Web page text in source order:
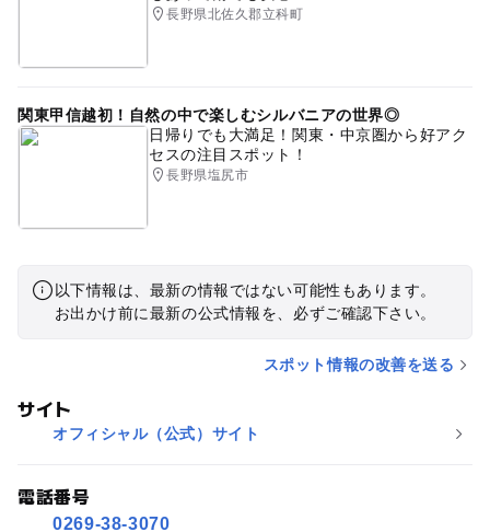
長野県北佐久郡立科町
関東甲信越初！自然の中で楽しむシルバニアの世界◎
日帰りでも大満足！関東・中京圏から好アク
セスの注目スポット！
長野県塩尻市
以下情報は、最新の情報ではない可能性もあります。
お出かけ前に最新の公式情報を、必ずご確認下さい。
スポット情報の改善を送る
サイト
オフィシャル（公式）サイト
電話番号
0269-38-3070